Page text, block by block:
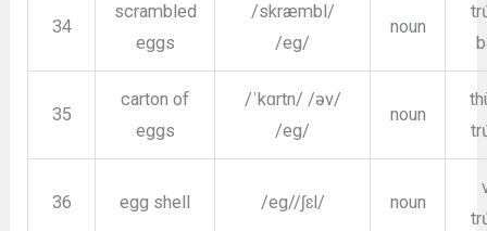
34
scrambled
eggs
/skræmbl/
/eg/
noun
35
carton of
eggs
/ˈkɑrtn/ /əv/
/eg/
noun
36 egg shell /eg//ʃɛl/ noun